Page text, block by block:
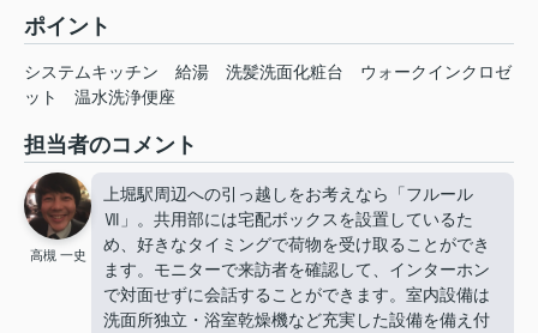
ポイント
システムキッチン 給湯 洗髪洗面化粧台
ウォークインクロゼ
ット
温水洗浄便座
担当者のコメント
高槻 一史
上堀駅周辺への引っ越しをお考えなら「フルール
Ⅶ」。共用部には宅配ボックスを設置しているた
め、好きなタイミングで荷物を受け取ることができ
ます。モニターで来訪者を確認して、インターホン
で対面せずに会話することができます。室内設備は
洗面所独立・浴室乾燥機など充実した設備を備え付